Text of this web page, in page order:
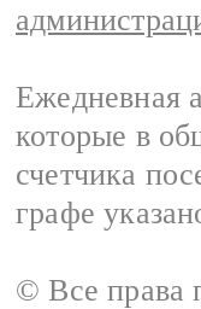
Ежедневная
которые в
счетчика
графе
© Все права